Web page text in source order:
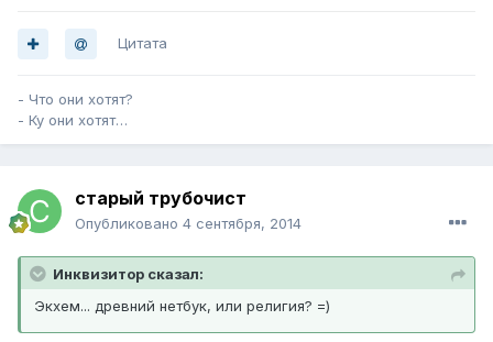
Цитата
- Что они хотят?
- Ку они хотят…
старый трубочист
Опубликовано 4 сентября, 2014
Инквизитор сказал:
Экхем... древний нетбук, или религия? =)